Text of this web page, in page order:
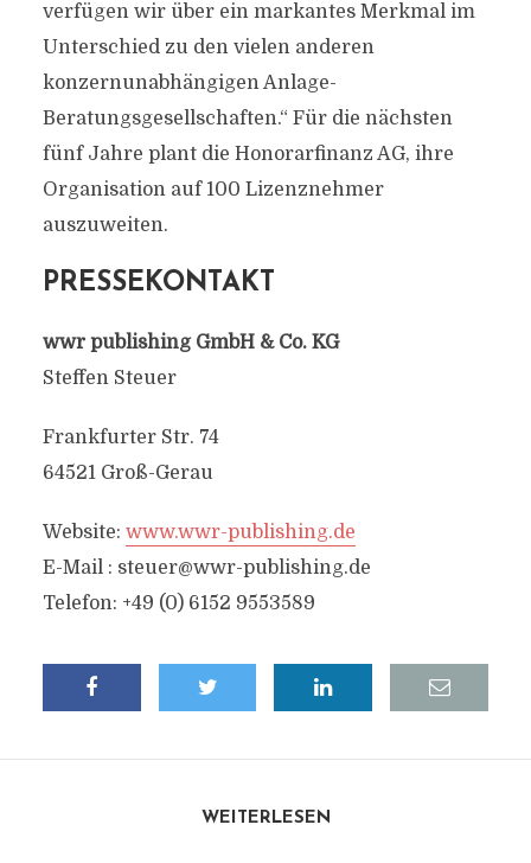
verfügen wir über ein markantes Merkmal im
Unterschied zu den vielen anderen
konzernunabhängigen Anlage-
Beratungsgesellschaften.“ Für die nächsten
fünf Jahre plant die Honorarfinanz AG, ihre
Organisation auf 100 Lizenznehmer
auszuweiten.
PRESSEKONTAKT
wwr publishing GmbH & Co. KG
Steffen Steuer
Frankfurter Str. 74
64521 Groß-Gerau
Website: www.wwr-publishing.de
E-Mail : steuer@wwr-publishing.de
Telefon: +49 (0) 6152 9553589
WEITERLESEN